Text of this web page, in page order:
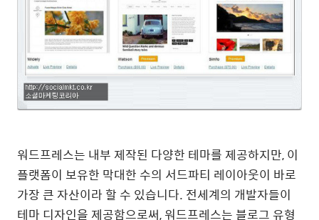
워드프레스는 내부 제작된 다양한 테마를 제공하지만, 이
플랫폼이 보유한 막대한 수의 서드파티 레이아웃이 바로
가장 큰 자산이라 할 수 있습니다. 전세계의 개발자들이
테마 디자인을 제공함으로써, 워드프레스는 블로그 유형